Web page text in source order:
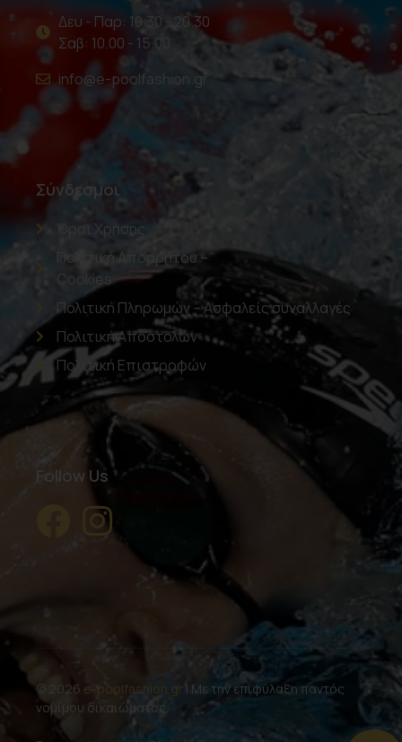
Δευ - Παρ: 10.30 - 20.30
Σαβ: 10.00 - 15.00
info@e-poolfashion.gr
Σύνδεσμοι
Όροι Χρήσης
Πολιτική Απορρήτου –
Cookies
Πολιτική Πληρωμών – Ασφαλείς συναλλαγές
Πολιτική Αποστολών
Πολιτική Επιστροφών
Follow Us
© 2026 e-poolfashion.gr | Με την επιφύλαξη παντός
νομίμου δικαιώματος.